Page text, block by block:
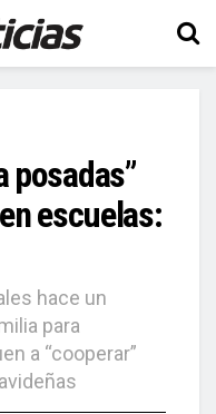
posadas”
escuelas:
hace un
para
a “cooperar”